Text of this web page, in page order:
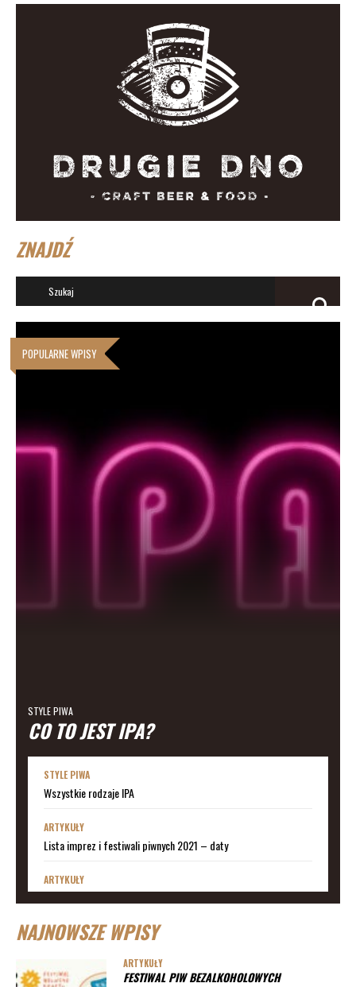
ZNAJDŹ
POPULARNE WPISY
STYLE PIWA
CO TO JEST IPA?
STYLE PIWA
Wszystkie rodzaje IPA
ARTYKUŁY
Lista imprez i festiwali piwnych 2021 – daty
ARTYKUŁY
ARTYKUŁY
NAJNOWSZE WPISY
ARTYKUŁY
FESTIWAL PIW BEZALKOHOLOWYCH